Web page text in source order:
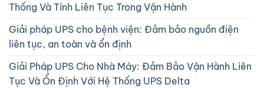
Thống Và Tính Liên Tục Trong Vận Hành
Giải pháp UPS cho bệnh viện: Đảm bảo nguồn điện
liên tục, an toàn và ổn định
Giải Pháp UPS Cho Nhà Máy: Đảm Bảo Vận Hành Liên
Tục Và Ổn Định Với Hệ Thống UPS Delta